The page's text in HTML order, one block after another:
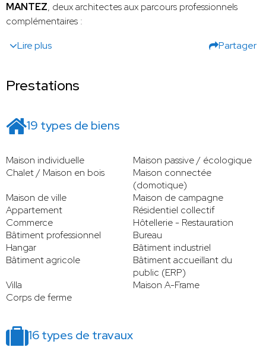
MANTEZ, deux architectes aux parcours professionnels
complémentaires :
Lire plus
Partager
Prestations
19 types de biens
Maison individuelle
Maison passive / écologique
Chalet / Maison en bois
Maison connectée
(domotique)
Maison de ville
Maison de campagne
Appartement
Résidentiel collectif
Commerce
Hôtellerie - Restauration
Bâtiment professionnel
Bureau
Hangar
Bâtiment industriel
Bâtiment agricole
Bâtiment accueillant du
public (ERP)
Villa
Maison A-Frame
Corps de ferme
16 types de travaux